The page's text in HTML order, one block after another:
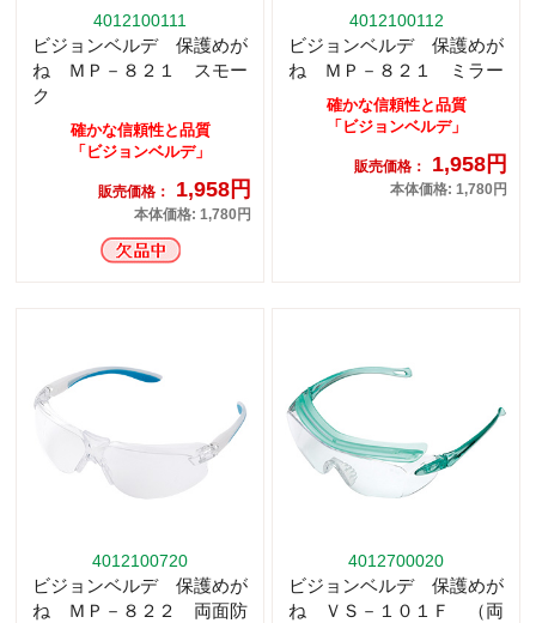
4012100111
ビジョンベルデ 保護めが
ね ＭＰ－８２１ スモー
ク
確かな信頼性と品質
「ビジョンベルデ」
販売価格： 1,958円
本体価格: 1,780円
4012100112
ビジョンベルデ 保護めが
ね ＭＰ－８２１ ミラー
確かな信頼性と品質
「ビジョンベルデ」
販売価格： 1,958円
本体価格: 1,780円
4012100720
ビジョンベルデ 保護めが
ね ＭＰ－８２２ 両面防
4012700020
ビジョンベルデ 保護めが
ね ＶＳ－１０１Ｆ （両